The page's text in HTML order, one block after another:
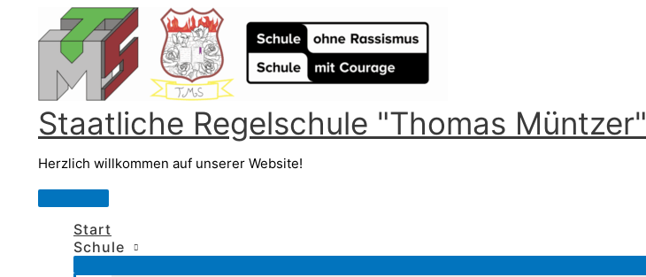
springen
Staatliche Regelschule "Thomas Müntzer"
Herzlich willkommen auf unserer Website!
Hauptmenü
Start
Schule